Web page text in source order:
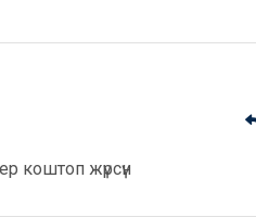
коштоп жүрсүн